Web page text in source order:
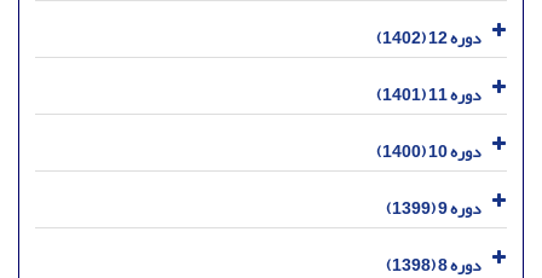
دوره 12 (1402)
دوره 11 (1401)
دوره 10 (1400)
دوره 9 (1399)
دوره 8 (1398)